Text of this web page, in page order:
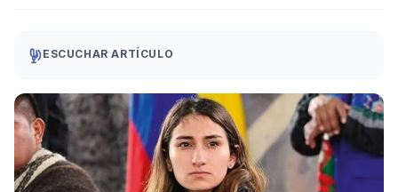
ESCUCHAR ARTÍCULO